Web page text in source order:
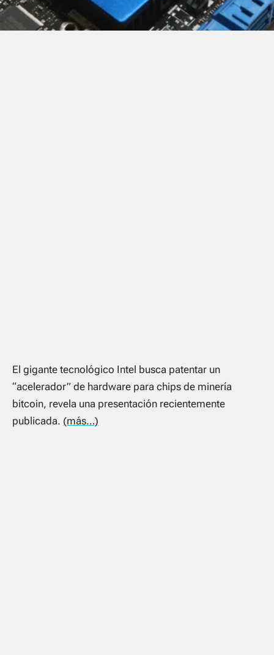
El gigante tecnológico Intel busca patentar un
“acelerador” de hardware para chips de minería
bitcoin, revela una presentación recientemente
publicada. (más…)